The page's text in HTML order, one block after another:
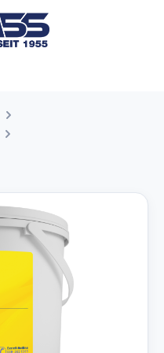
enthält 0 Positionen. Der